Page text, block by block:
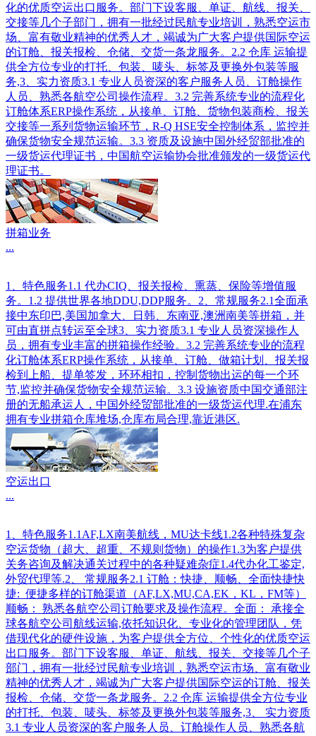
化的优质空运出口服务。部门下设客服、单证、航线、报关、
交接等几个子部门，拥有一批经过民航专业培训，熟悉空运市
场、富有敬业精神的优秀人才，竭诚为广大客户提供国际空运
的订舱、报关报检、仓储、交货一条龙服务。2.2 仓库 运输提
供全方位专业的打托、包装、唛头、标签及更换外包装等服
务,3、实力资质3.1 专业人员资深的客户服务人员、订舱操作
人员、熟悉各航空公司操作流程。3.2 完善系统专业的流程化
订舱体系ERP操作系统，从接单、订舱、货物包装商检、报关
交接等一系列货物运输环节，R-Q HSE安全控制体系，监控并
确保货物安全规范运输。3.3 资质及设施中国外经贸部批准的
一级货运代理证书，中国航空运输协会批准颁发的一级货运代
理证书。
拼箱业务
...
1、特色服务1.1 代办CIQ、报关报检、熏蒸、保险等增值服
务。1.2 提供世界各地DDU,DDP服务。2、常规服务2.1全面承
接中东印巴,美国加拿大、日韩、东南亚,澳洲南美等拼箱，并
可由直拼点转运至全球3、实力资质3.1 专业人员资深操作人
员，拥有专业丰富的拼箱操作经验。3.2 完善系统专业的流程
化订舱体系ERP操作系统，从接单、订舱、做箱计划、报关报
检到上船、提单签发，环环相扣，控制货物出运的每一个环
节,监控并确保货物安全规范运输。3.3 设施资质中国交通部注
册的无船承运人，中国外经贸部批准的一级货运代理.在浦东
拥有专业拼箱仓库堆场,仓库布局合理,靠近港区.
空运出口
...
1、特色服务1.1AF,LX南美航线，MU达卡线1.2各种特殊复杂
空运货物（超大、超重、不规则货物）的操作1.3为客户提供
关务咨询及解决通关过程中的各种疑难杂症1.4代办化工鉴定,
外贸代理等.2、 常规服务2.1 订舱：快捷、顺畅、全面快捷快
捷: 便捷多样的订舱渠道（AF,LX,MU,CA,EK，KL，FM等）
顺畅： 熟悉各航空公司订舱要求及操作流程。全面： 承接全
球各航空公司航线运输,依托知识化、专业化的管理团队，凭
借现代化的硬件设施，为客户提供全方位、个性化的优质空运
出口服务。部门下设客服、单证、航线、报关、交接等几个子
部门，拥有一批经过民航专业培训，熟悉空运市场、富有敬业
精神的优秀人才，竭诚为广大客户提供国际空运的订舱、报关
报检、仓储、交货一条龙服务。2.2 仓库 运输提供全方位专业
的打托、包装、唛头、标签及更换外包装等服务,3、 实力资质
3.1 专业人员资深的客户服务人员、订舱操作人员、熟悉各航